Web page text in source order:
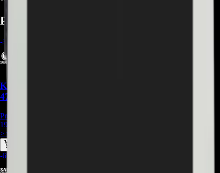
Productos relacionados
-33
Kit De Barras Led Compatible Con Televisor
47LA660T - BA036
Precio Regular:
198.000
> ver_
-6%